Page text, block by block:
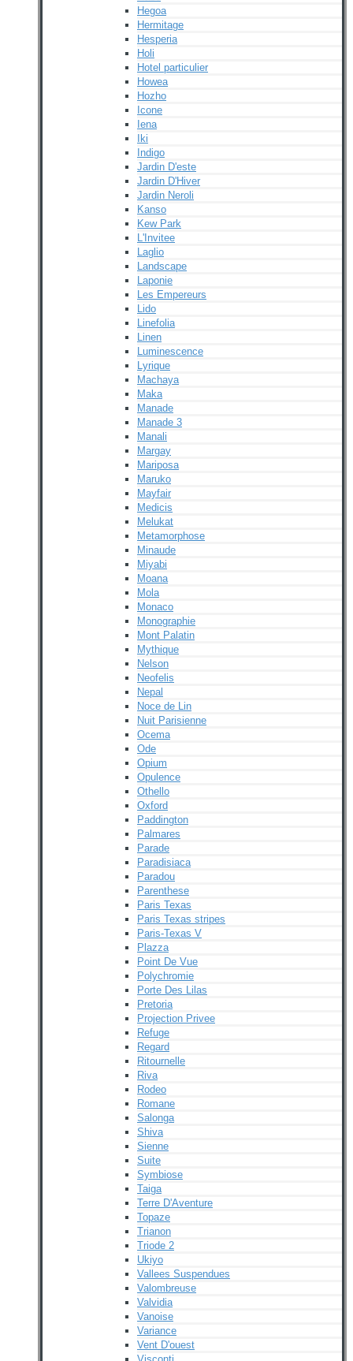
Hegoa
Hermitage
Hesperia
Holi
Hotel particulier
Howea
Hozho
Icone
Iena
Iki
Indigo
Jardin D'este
Jardin D'Hiver
Jardin Neroli
Kanso
Kew Park
L'Invitee
Laglio
Landscape
Laponie
Les Empereurs
Lido
Linefolia
Linen
Luminescence
Lyrique
Machaya
Maka
Manade
Manade 3
Manali
Margay
Mariposa
Maruko
Mayfair
Medicis
Melukat
Metamorphose
Minaude
Miyabi
Moana
Mola
Monaco
Monographie
Mont Palatin
Mythique
Nelson
Neofelis
Nepal
Noce de Lin
Nuit Parisienne
Ocema
Ode
Opium
Opulence
Othello
Oxford
Paddington
Palmares
Parade
Paradisiaca
Paradou
Parenthese
Paris Texas
Paris Texas stripes
Paris-Texas V
Plazza
Point De Vue
Polychromie
Porte Des Lilas
Pretoria
Projection Privee
Refuge
Regard
Ritournelle
Riva
Rodeo
Romane
Salonga
Shiva
Sienne
Suite
Symbiose
Taiga
Terre D'Aventure
Topaze
Trianon
Triode 2
Ukiyo
Vallees Suspendues
Valombreuse
Valvidia
Vanoise
Variance
Vent D'ouest